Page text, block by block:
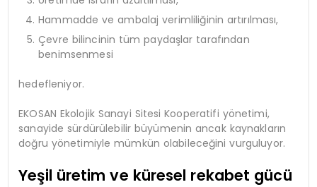
Hammadde ve ambalaj verimliliğinin artırılması,
Çevre bilincinin tüm paydaşlar tarafından
benimsenmesi
hedefleniyor.
EKOSAN Ekolojik Sanayi Sitesi Kooperatifi yönetimi,
sanayide sürdürülebilir büyümenin ancak kaynakların
doğru yönetimiyle mümkün olabileceğini vurguluyor.
Yeşil üretim ve küresel rekabet gücü